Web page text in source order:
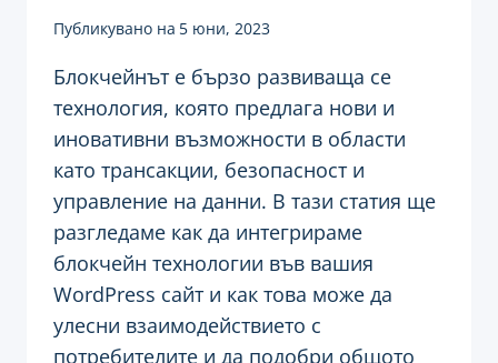
Публикувано на 5 юни, 2023
Блокчейнът е бързо развиваща се
технология, която предлага нови и
иновативни възможности в области
като трансакции, безопасност и
управление на данни. В тази статия ще
разгледаме как да интегрираме
блокчейн технологии във вашия
WordPress сайт и как това може да
улесни взаимодействието с
потребителите и да подобри общото